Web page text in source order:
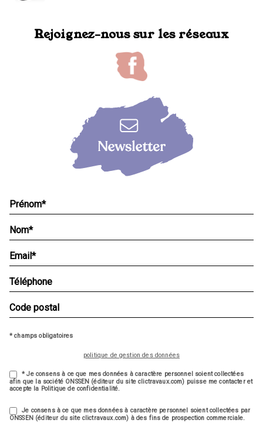
Rejoignez-nous sur les réseaux
* champs obligatoires
politique de gestion des données
* Je consens à ce que mes données à caractère personnel soient collectées
afin que la société ONSSEN (éditeur du site clictravaux.com) puisse me contacter et
accepte la Politique de confidentialité.
Je consens à ce que mes données à caractère personnel soient collectées par
ONSSEN (éditeur du site clictravaux.com) à des fins de prospection commerciale.